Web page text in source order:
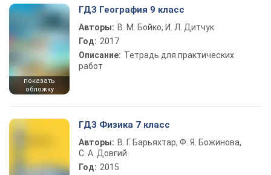
показать
обложку
ГДЗ География 9 класс
Авторы: В. М. Бойко, И. Л. Дитчук
Год: 2017
Описание: Тетрадь для практических
работ
ГДЗ Физика 7 класс
Авторы: В. Г. Барьяхтар, Ф. Я. Божинова,
С. А. Довгий
Год: 2015